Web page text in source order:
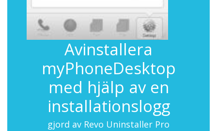
Avinstallera
myPhoneDesktop
med hjälp av en
installationslogg
gjord av Revo Uninstaller Pro